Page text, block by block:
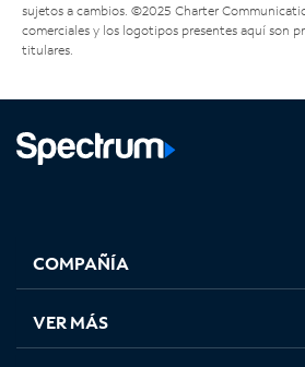
sujetos a cambios. ©2025 Charter
comerciales y los logotipos presentes aquí son
titulares.
abre
en
pestaña
nueva
abre
en
pestaña
nueva
abre
en
pestaña
nueva
en
nueva
COMPAÑÍA
VER MÁS